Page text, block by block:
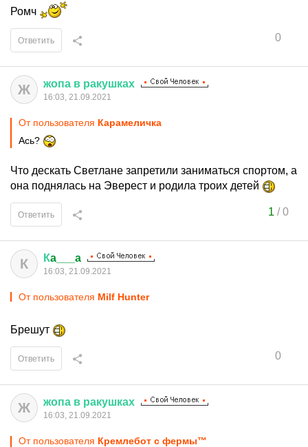
Ромч
0
Ответить
Ж жопа в ракушках
16:03, 21.09.2021
От пользователя Кaрaмeличкa
Ась?
Что дескать Светлане запретили заниматься спортом, а
она поднялась на Эверест и родила троих детей
1 /0
Ответить
К Кa___a
16:03, 21.09.2021
От пользователя Milf Hunter
Брешут
0
Ответить
Ж жопа в ракушках
16:03, 21.09.2021
От пользователя Крeмлeбот c фeрмы™